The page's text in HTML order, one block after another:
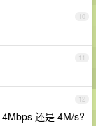
10
11
12
还是 4M/s?